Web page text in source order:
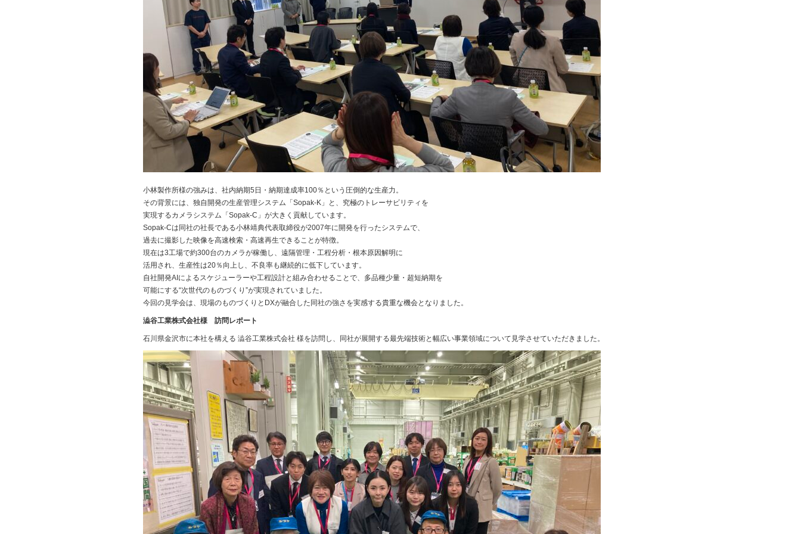
小林製作所様の強みは、社内納期5日・納期達成率100％という圧倒的な生産力。
その背景には、独自開発の生産管理システム「Sopak-K」と、究極のトレーサビリティを
実現するカメラシステム「Sopak-C」が大きく貢献しています。
Sopak-Cは同社の社長である小林靖典代表取締役が2007年に開発を行ったシステムで、
過去に撮影した映像を高速検索・高速再生できることが特徴。
現在は3工場で約300台のカメラが稼働し、遠隔管理・工程分析・根本原因解明に
活用され、生産性は20％向上し、不良率も継続的に低下しています。
自社開発AIによるスケジューラーや工程設計と組み合わせることで、多品種少量・超短納期を
可能にする“次世代のものづくり”が実現されていました。
今回の見学会は、現場のものづくりとDXが融合した同社の強さを実感する貴重な機会となりました。
澁谷工業株式会社様 訪問レポート
石川県金沢市に本社を構える 澁谷工業株式会社 様を訪問し、同社が展開する最先端技術と幅広い事業領域について見学させていただきました。